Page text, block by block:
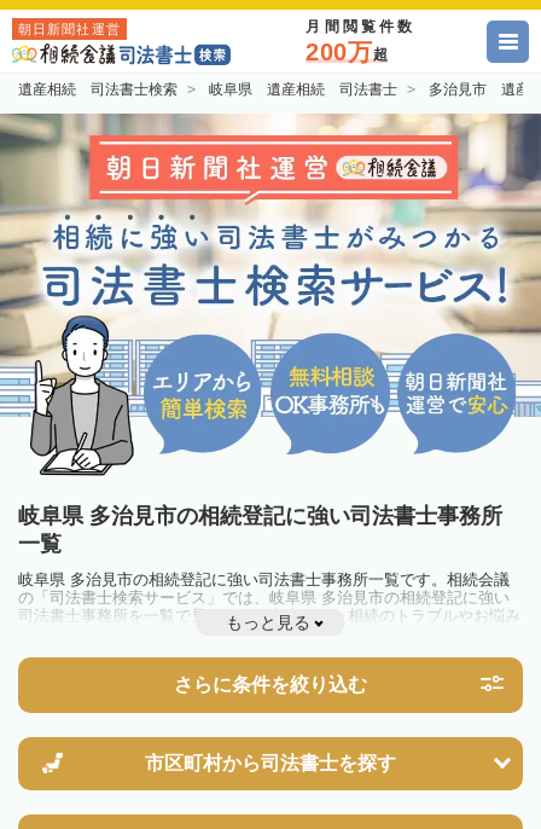
朝日新聞社運営 月間閲覧件数
200万超
遺産相続 司法書士検索 岐阜県 遺産相続 司法書士 多治見市 遺産
岐阜県 多治見市の相続登記に強い司法書士事務所
一覧
岐阜県 多治見市の相続登記に強い司法書士事務所一覧です。相続会議
の「司法書士検索サービス」では、岐阜県 多治見市の相続登記に強い
司法書士事務所を一覧で見ることが出来ます。相続のトラブルやお悩み
を抱えている方は一度近隣の司法書士に相談してみましょう。
不動産を相続した場合、相続を知った日から3年以内に登記しないと、
10万円以下の過料が科せられるため、速やかな手続きが必要です。義務
化前の相続も対象となるため注意しましょう。
す。その他の相続手続きも任せることが可能です。
また、義務化に伴い、相続人申告登記制度が創設されました。遺産分割
の話し合いがまとまらず登記できない場合は、この制度の活用を検討し
もっと見る
さらに条件を絞り込む
市区町村から司法書士を探す